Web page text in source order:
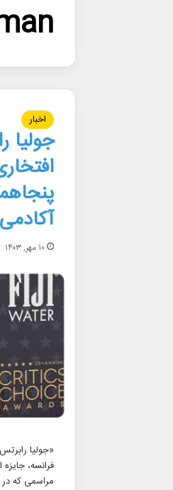
اخبار
جولیا
۱۰ مهر, ۱۴۰۳
«جولیا
فرانسه،
مراسمی که در ۲۸…